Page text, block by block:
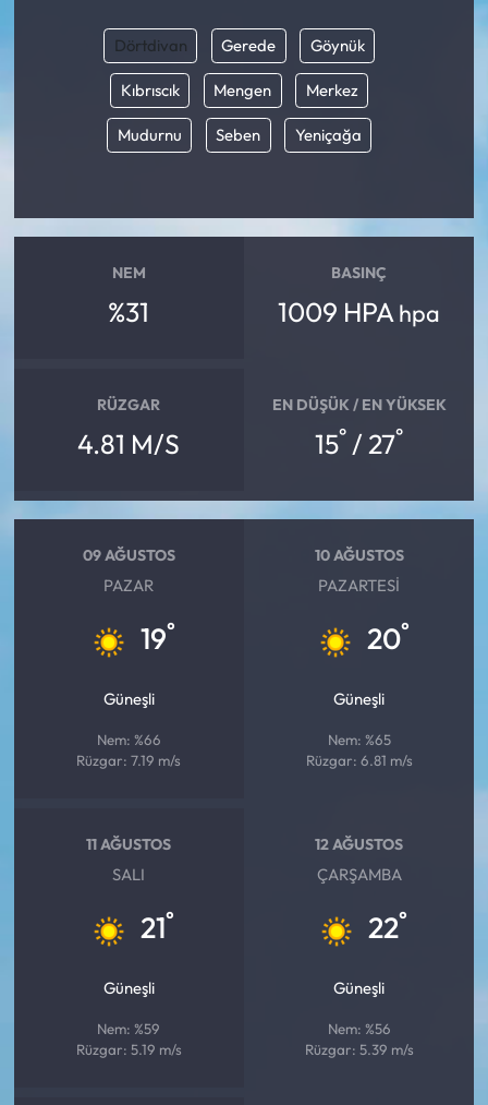
Dörtdivan Gerede Göynük
Kıbrıscık Mengen Merkez
Mudurnu Seben Yeniçağa
NEM
%31
BASINÇ
1009 HPA hpa
RÜZGAR
4.81 M/S
EN DÜŞÜK / EN YÜKSEK
15° / 27°
09 AĞUSTOS
PAZAR
19°
Güneşli
Nem: %66
Rüzgar: 7.19 m/s
10 AĞUSTOS
PAZARTESI
20°
Güneşli
Nem: %65
Rüzgar: 6.81 m/s
11 AĞUSTOS
SALI
21°
Güneşli
Nem: %59
Rüzgar: 5.19 m/s
12 AĞUSTOS
ÇARŞAMBA
22°
Güneşli
Nem: %56
Rüzgar: 5.39 m/s